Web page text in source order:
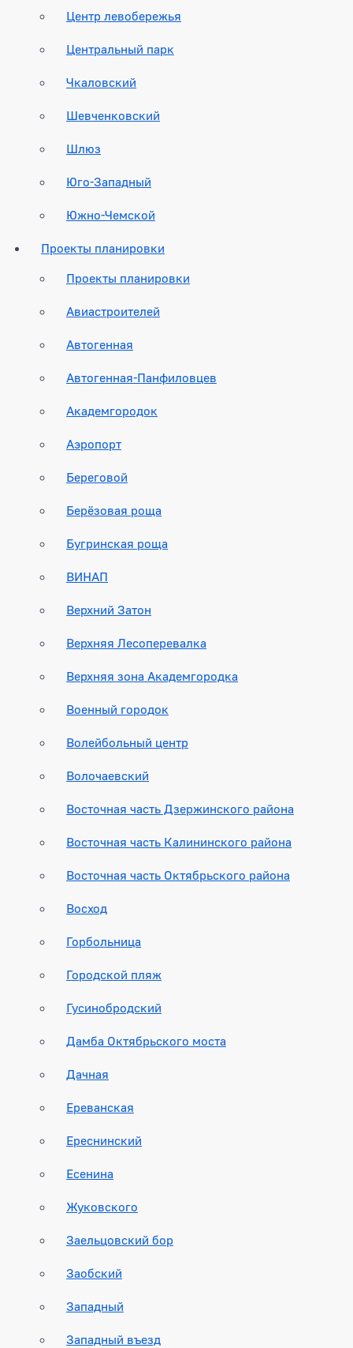
Центр левобережья
Центральный парк
Чкаловский
Шевченковский
Шлюз
Юго-Западный
Южно-Чемской
Проекты планировки
Проекты планировки
Авиастроителей
Автогенная
Автогенная-Панфиловцев
Академгородок
Аэропорт
Береговой
Берёзовая роща
Бугринская роща
ВИНАП
Верхний Затон
Верхняя Лесоперевалка
Верхняя зона Академгородка
Военный городок
Волейбольный центр
Волочаевский
Восточная часть Дзержинского района
Восточная часть Калининского района
Восточная часть Октябрьского района
Восход
Горбольница
Городской пляж
Гусинобродский
Дамба Октябрьского моста
Дачная
Ереванская
Ереснинский
Есенина
Жуковского
Заельцовский бор
Заобский
Западный
Западный въезд